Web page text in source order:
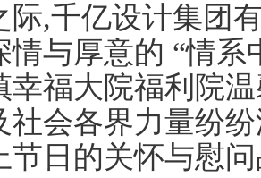
际,千亿设计集团
情与厚意的 “情
幸福大院福利院
社会各界力量纷
节日的关怀与慰